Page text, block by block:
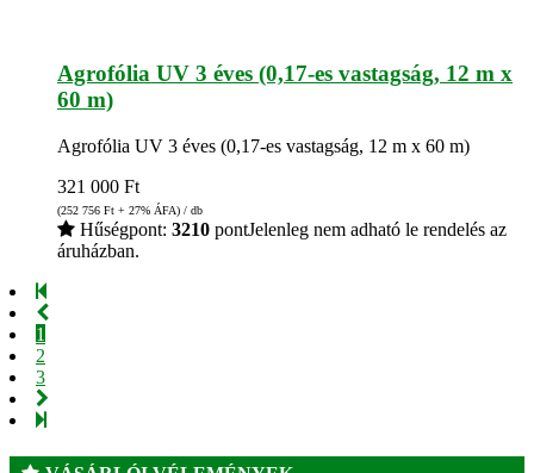
Agrofólia UV 3 éves (0,17-es vastagság, 12 m x
60 m)
Agrofólia UV 3 éves (0,17-es vastagság, 12 m x 60 m)
321 000 Ft
(252 756 Ft + 27% ÁFA) / db
Hűségpont: 3210 pontJelenleg nem adható le rendelés az
áruházban.
1
2
3